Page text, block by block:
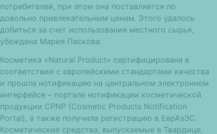
потребителей, при этом она поставляется по
довольно привлекательным ценам. Этого удалось
добиться за счет использования местного сырья,
убеждена Мария Паскова.
Косметика «Natural Product» сертифицирована в
соответствии с европейскими стандартами качества
и прошла нотификацию на центральном электронном
интерфейсе – портале нотификации косметической
продукции CPNP (Cosmetic Products Notification
Portal), а также получила регистрацию в ЕврАзЭС.
Косметические средства, выпускаемые в Твардице,